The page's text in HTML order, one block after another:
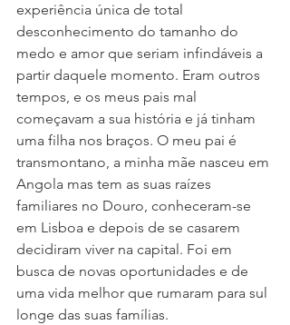
experiência única de total
desconhecimento do tamanho do
medo e amor que seriam infindáveis a
partir daquele momento. Eram outros
tempos, e os meus pais mal
começavam a sua história e já tinham
uma filha nos braços. O meu pai é
transmontano, a minha mãe nasceu em
Angola mas tem as suas raízes
familiares no Douro, conheceram-se
em Lisboa e depois de se casarem
decidiram viver na capital. Foi em
busca de novas oportunidades e de
uma vida melhor que rumaram para sul
longe das suas famílias.